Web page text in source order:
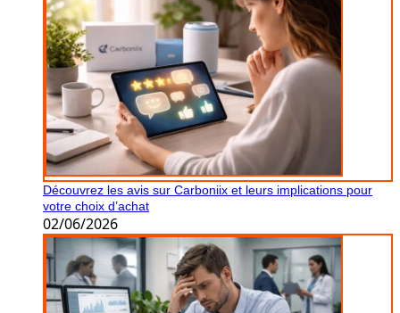
Découvrez les avis sur Carboniix et leurs implications pour
votre choix d’achat
02/06/2026